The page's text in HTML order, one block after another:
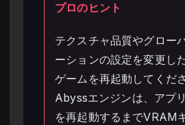
プロのヒント
テクスチャ品質やグロー
ーションの設定を変更し
ゲームを再起動してくだ
Abyssエンジンは、アプ
を再起動するまでVRAM